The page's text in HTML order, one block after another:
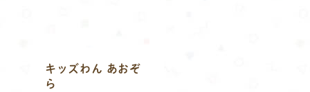
キッズわん あおぞ
ら